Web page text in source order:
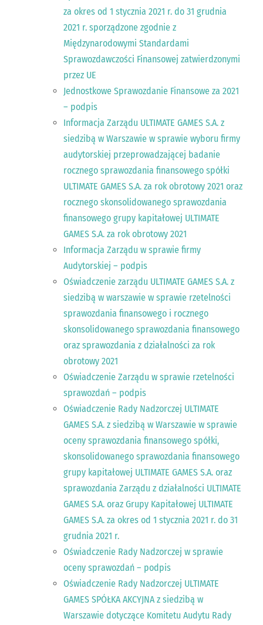
za okres od 1 stycznia 2021 r. do 31 grudnia
2021 r. sporządzone zgodnie z
Międzynarodowymi Standardami
Sprawozdawczości Finansowej zatwierdzonymi
przez UE
Jednostkowe Sprawozdanie Finansowe za 2021
– podpis
Informacja Zarządu ULTIMATE GAMES S.A. z
siedzibą w Warszawie w sprawie wyboru firmy
audytorskiej przeprowadzającej badanie
rocznego sprawozdania finansowego spółki
ULTIMATE GAMES S.A. za rok obrotowy 2021 oraz
rocznego skonsolidowanego sprawozdania
finansowego grupy kapitałowej ULTIMATE
GAMES S.A. za rok obrotowy 2021
Informacja Zarządu w sprawie firmy
Audytorskiej – podpis
Oświadczenie zarządu ULTIMATE GAMES S.A. z
siedzibą w warszawie w sprawie rzetelności
sprawozdania finansowego i rocznego
skonsolidowanego sprawozdania finansowego
oraz sprawozdania z działalności za rok
obrotowy 2021
Oświadczenie Zarządu w sprawie rzetelności
sprawozdań – podpis
Oświadczenie Rady Nadzorczej ULTIMATE
GAMES S.A. z siedzibą w Warszawie w sprawie
oceny sprawozdania finansowego spółki,
skonsolidowanego sprawozdania finansowego
grupy kapitałowej ULTIMATE GAMES S.A. oraz
sprawozdania Zarządu z działalności ULTIMATE
GAMES S.A. oraz Grupy Kapitałowej ULTIMATE
GAMES S.A. za okres od 1 stycznia 2021 r. do 31
grudnia 2021 r.
Oświadczenie Rady Nadzorczej w sprawie
oceny sprawozdań – podpis
Oświadczenie Rady Nadzorczej ULTIMATE
GAMES SPÓŁKA AKCYJNA z siedzibą w
Warszawie dotyczące Komitetu Audytu Rady